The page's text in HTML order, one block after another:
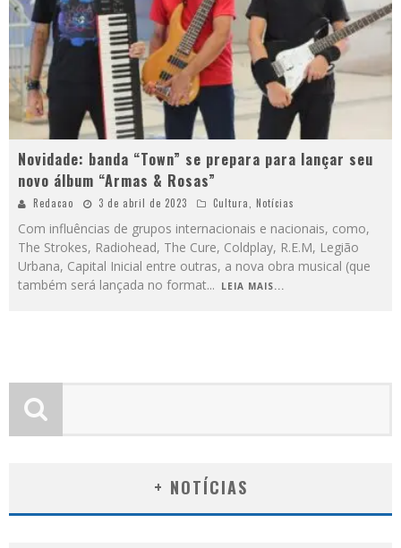
Novidade: banda “Town” se prepara para lançar seu
novo álbum “Armas & Rosas”
Redacao 3 de abril de 2023 Cultura, Notícias
Com influências de grupos internacionais e nacionais, como,
The Strokes, Radiohead, The Cure, Coldplay, R.E.M, Legião
Urbana, Capital Inicial entre outras, a nova obra musical (que
também será lançada no format... LEIA MAIS...
+ NOTÍCIAS